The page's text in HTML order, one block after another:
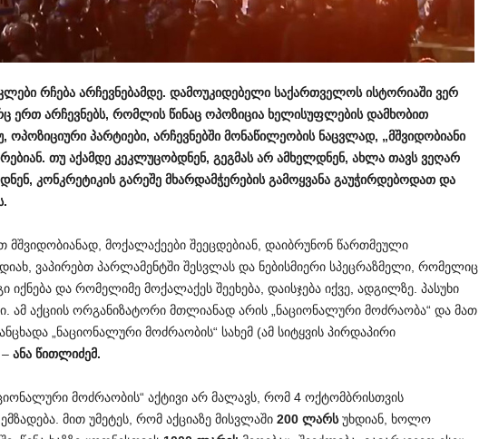
რჩება არჩევნებამდე. დამოუკიდებელი საქართველოს ისტორიაში ვერ
ერთ არჩევნებს, რომლის წინაც ოპოზიცია ხელისუფლების დამხობით
ოპოზიციური პარტიები, არჩევნებში მონაწილეობის ნაცვლად, „მშვიდობიანი
თუ აქამდე კეკლუცობდნენ, გეგმას არ ამხელდნენ, ახლა თავს ვეღარ
კონკრეტიკის გარეშე მხარდამჭერების გამოყვანა გაუჭირდებოდათ და
მშვიდობიანად, მოქალაქეები შეეცდებიან, დაიბრუნონ წართმეული
ვაპირებთ პარლამენტში შესვლას და ნებისმიერი სპეცრაზმელი, რომელიც
იქნება და რომელიმე მოქალაქეს შეეხება, დაისჯება იქვე, ადგილზე. პასუხი
ამ აქციის ორგანიზატორი მთლიანად არის „ნაციონალური მოძრაობა“ და მათ
„ნაციონალური მოძრაობის“ სახემ (ამ სიტყვის პირდაპირი
ანა წითლიძემ.
მოძრაობის“ აქტივი არ მალავს, რომ 4 ოქტომბრისთვის
მით უმეტეს, რომ აქციაზე მისვლაში 200 ლარსუხდიან, ხოლო